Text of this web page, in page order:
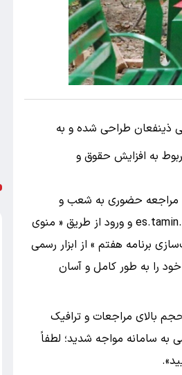
ذینفعان طراحی شده و به
به افزایش حقوق و
مراجعه حضوری به شعب و
کارگزاری‌ها و با مراجعه به سامانه خدمات غیرحضوری این سازمان به نشانی es.tamin.ir و ورود از طریق « منوی
برنامه هفتم » از ابزار رسمی
را به طور کامل و آسان
بالای مراجعات و ترافیک
سامانه مواجه شدید؛ لطفاً